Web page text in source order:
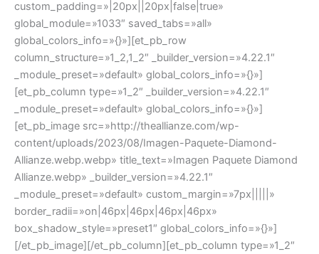
custom_padding=»|20px||20px|false|true»
global_module=»1033″ saved_tabs=»all»
global_colors_info=»{}»][et_pb_row
column_structure=»1_2,1_2″ _builder_version=»4.22.1″
_module_preset=»default» global_colors_info=»{}»]
[et_pb_column type=»1_2″ _builder_version=»4.22.1″
_module_preset=»default» global_colors_info=»{}»]
[et_pb_image src=»http://theallianze.com/wp-
content/uploads/2023/08/Imagen-Paquete-Diamond-
Allianze.webp.webp» title_text=»Imagen Paquete Diamond
Allianze.webp» _builder_version=»4.22.1″
_module_preset=»default» custom_margin=»7px|||||»
border_radii=»on|46px|46px|46px|46px»
box_shadow_style=»preset1″ global_colors_info=»{}»]
[/et_pb_image][/et_pb_column][et_pb_column type=»1_2″